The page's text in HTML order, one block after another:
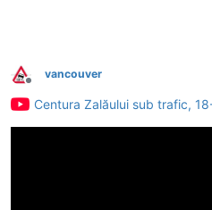
Deconectat
vancouver
Centura Zalăului sub trafic,